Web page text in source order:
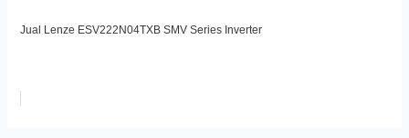
Jual Lenze ESV222N04TXB SMV Series Inverter